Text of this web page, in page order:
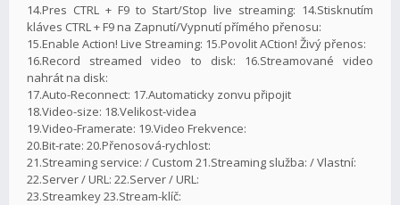
14.Pres CTRL + F9 to Start/Stop live streaming: 14.Stisknutím
kláves CTRL + F9 na Zapnutí/Vypnutí přímého přenosu:
15.Enable Action! Live Streaming: 15.Povolit ACtion! Živý přenos:
16.Record streamed video to disk: 16.Streamované video
nahrát na disk:
17.Auto-Reconnect: 17.Automaticky zonvu připojit
18.Video-size: 18.Velikost-videa
19.Video-Framerate: 19.Video Frekvence:
20.Bit-rate: 20.Přenosová-rychlost:
21.Streaming service: / Custom 21.Streaming služba: / Vlastní:
22.Server / URL: 22.Server / URL:
23.Streamkey 23.Stream-klíč: